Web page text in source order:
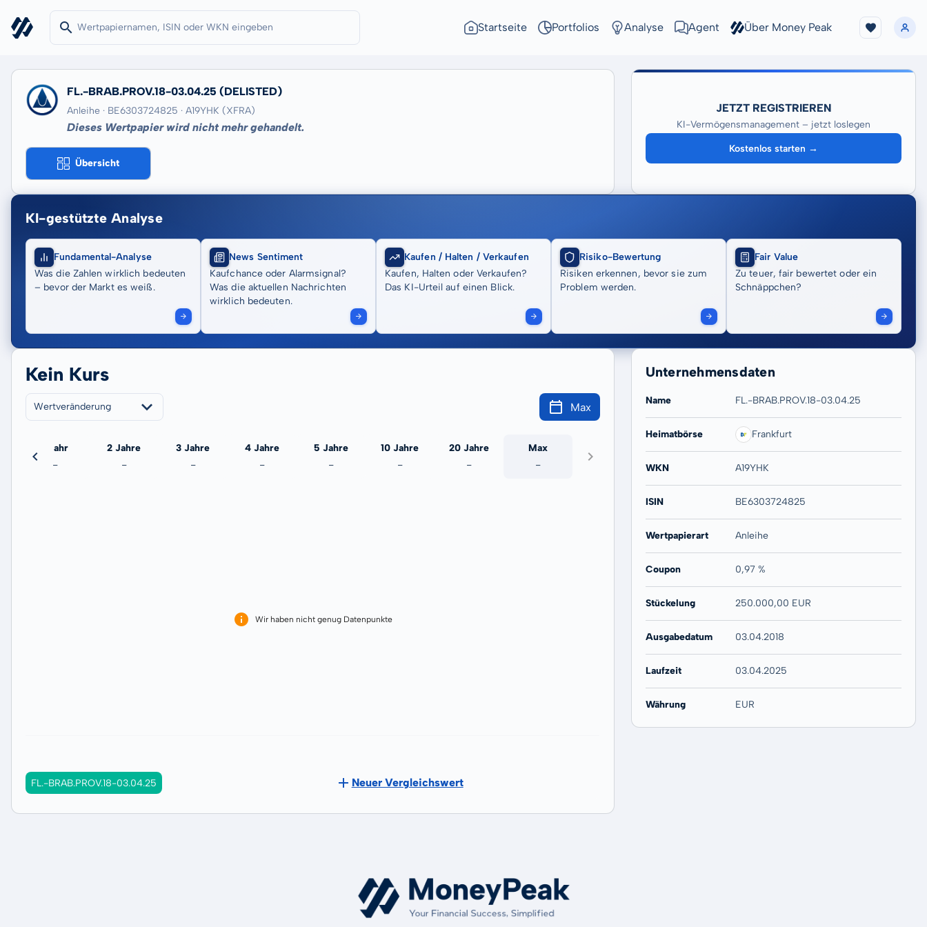
Startseite Portfolios Analyse Agent Über Money Peak
FL.-BRAB.PROV.18-03.04.25 (DELISTED)
Anleihe · BE6303724825 · A19YHK (XFRA)
Dieses Wertpapier wird nicht mehr gehandelt.
Übersicht
JETZT REGISTRIEREN
KI-Vermögensmanagement – jetzt loslegen
Kostenlos starten →
KI-gestützte Analyse
Fundamental-Analyse
Was die Zahlen wirklich bedeuten
– bevor der Markt es weiß.
News Sentiment
Kaufchance oder Alarmsignal?
Was die aktuellen Nachrichten
wirklich bedeuten.
Kaufen / Halten / Verkaufen
Kaufen, Halten oder Verkaufen?
Das KI-Urteil auf einen Blick.
Risiko-Bewertung
Risiken erkennen, bevor sie zum
Problem werden.
Fair Value
Zu teuer, fair bewertet oder ein
Schnäppchen?
Kein Kurs
Wertveränderung Max
1 Jahr
-
2 Jahre
-
3 Jahre
-
4 Jahre
-
5 Jahre
-
10 Jahre
-
20 Jahre
-
Max
-
Wir haben nicht genug Datenpunkte
FL.-BRAB.PROV.18-03.04.25 Neuer Vergleichswert
Unternehmensdaten
Name FL.-BRAB.PROV.18-03.04.25
Heimatbörse Frankfurt
WKN A19YHK
ISIN BE6303724825
Wertpapierart Anleihe
Coupon 0,97 %
Stückelung 250.000,00 EUR
Ausgabedatum 03.04.2018
Laufzeit 03.04.2025
Währung EUR